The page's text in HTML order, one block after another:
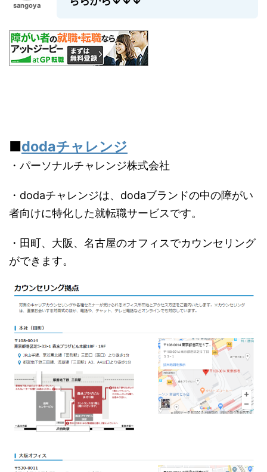
sangoya
■dodaチャレンジ
・ パーソナルチャレンジ株式会社
・dodaチャレンジは、dodaブランドの中の障がい
者向けに特化した就転職サービスです。
・田町、大阪、名古屋のオフィスでカウンセリング
ができます。